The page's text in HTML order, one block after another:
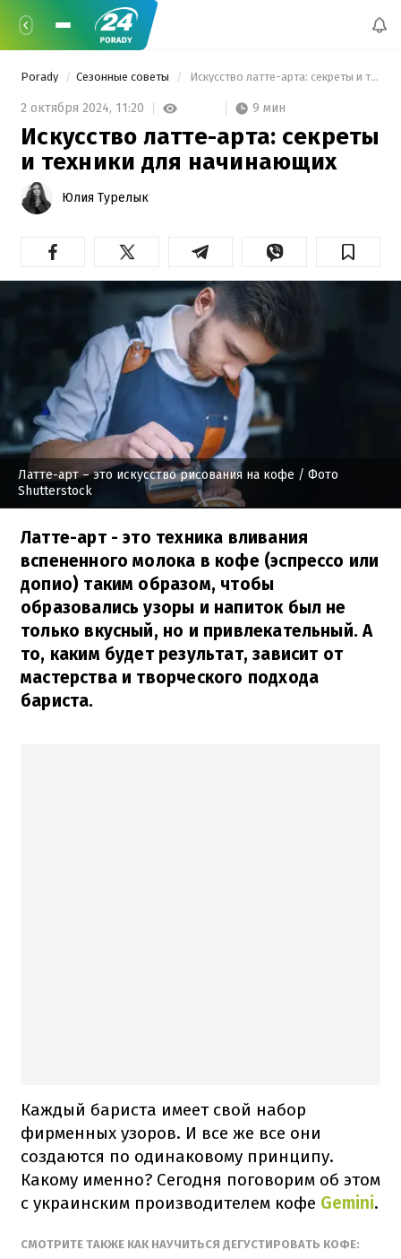
Porady Сезонные советы Искусство латте-арта: секреты и техники для начинающих
2 октября 2024, 11:20 9 мин
Искусство латте-арта: секреты
и техники для начинающих
Юлия Турелык
Латте-арт – это искусство рисования на кофе / Фото
Shutterstock
Латте-арт - это техника вливания
вспененного молока в кофе (эспрессо или
допио) таким образом, чтобы
образовались узоры и напиток был не
только вкусный, но и привлекательный. А
то, каким будет результат, зависит от
мастерства и творческого подхода
бариста.
Каждый бариста имеет свой набор
фирменных узоров. И все же все они
создаются по одинаковому принципу.
Какому именно? Сегодня поговорим об этом
с украинским производителем кофе Gemini.
СМОТРИТЕ ТАКЖЕ КАК НАУЧИТЬСЯ ДЕГУСТИРОВАТЬ КОФЕ: